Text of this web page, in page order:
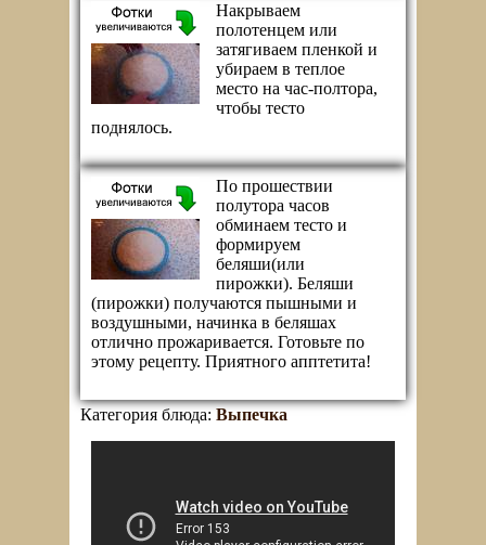
Накрываем
полотенцем или
затягиваем пленкой и
убираем в теплое
место на час-полтора,
чтобы тесто
поднялось.
По прошествии
полутора часов
обминаем тесто и
формируем
беляши(или
пирожки). Беляши
(пирожки) получаются пышными и
воздушными, начинка в беляшах
отлично прожаривается. Готовьте по
этому рецепту. Приятного апптетита!
Категория блюда: Выпечка